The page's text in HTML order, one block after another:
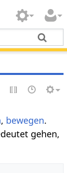
, bewegen.
gehen,